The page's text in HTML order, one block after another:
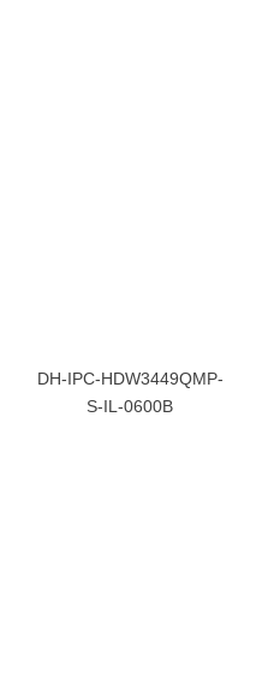
DH-IPC-HDW3449QMP-
S-IL-0600B